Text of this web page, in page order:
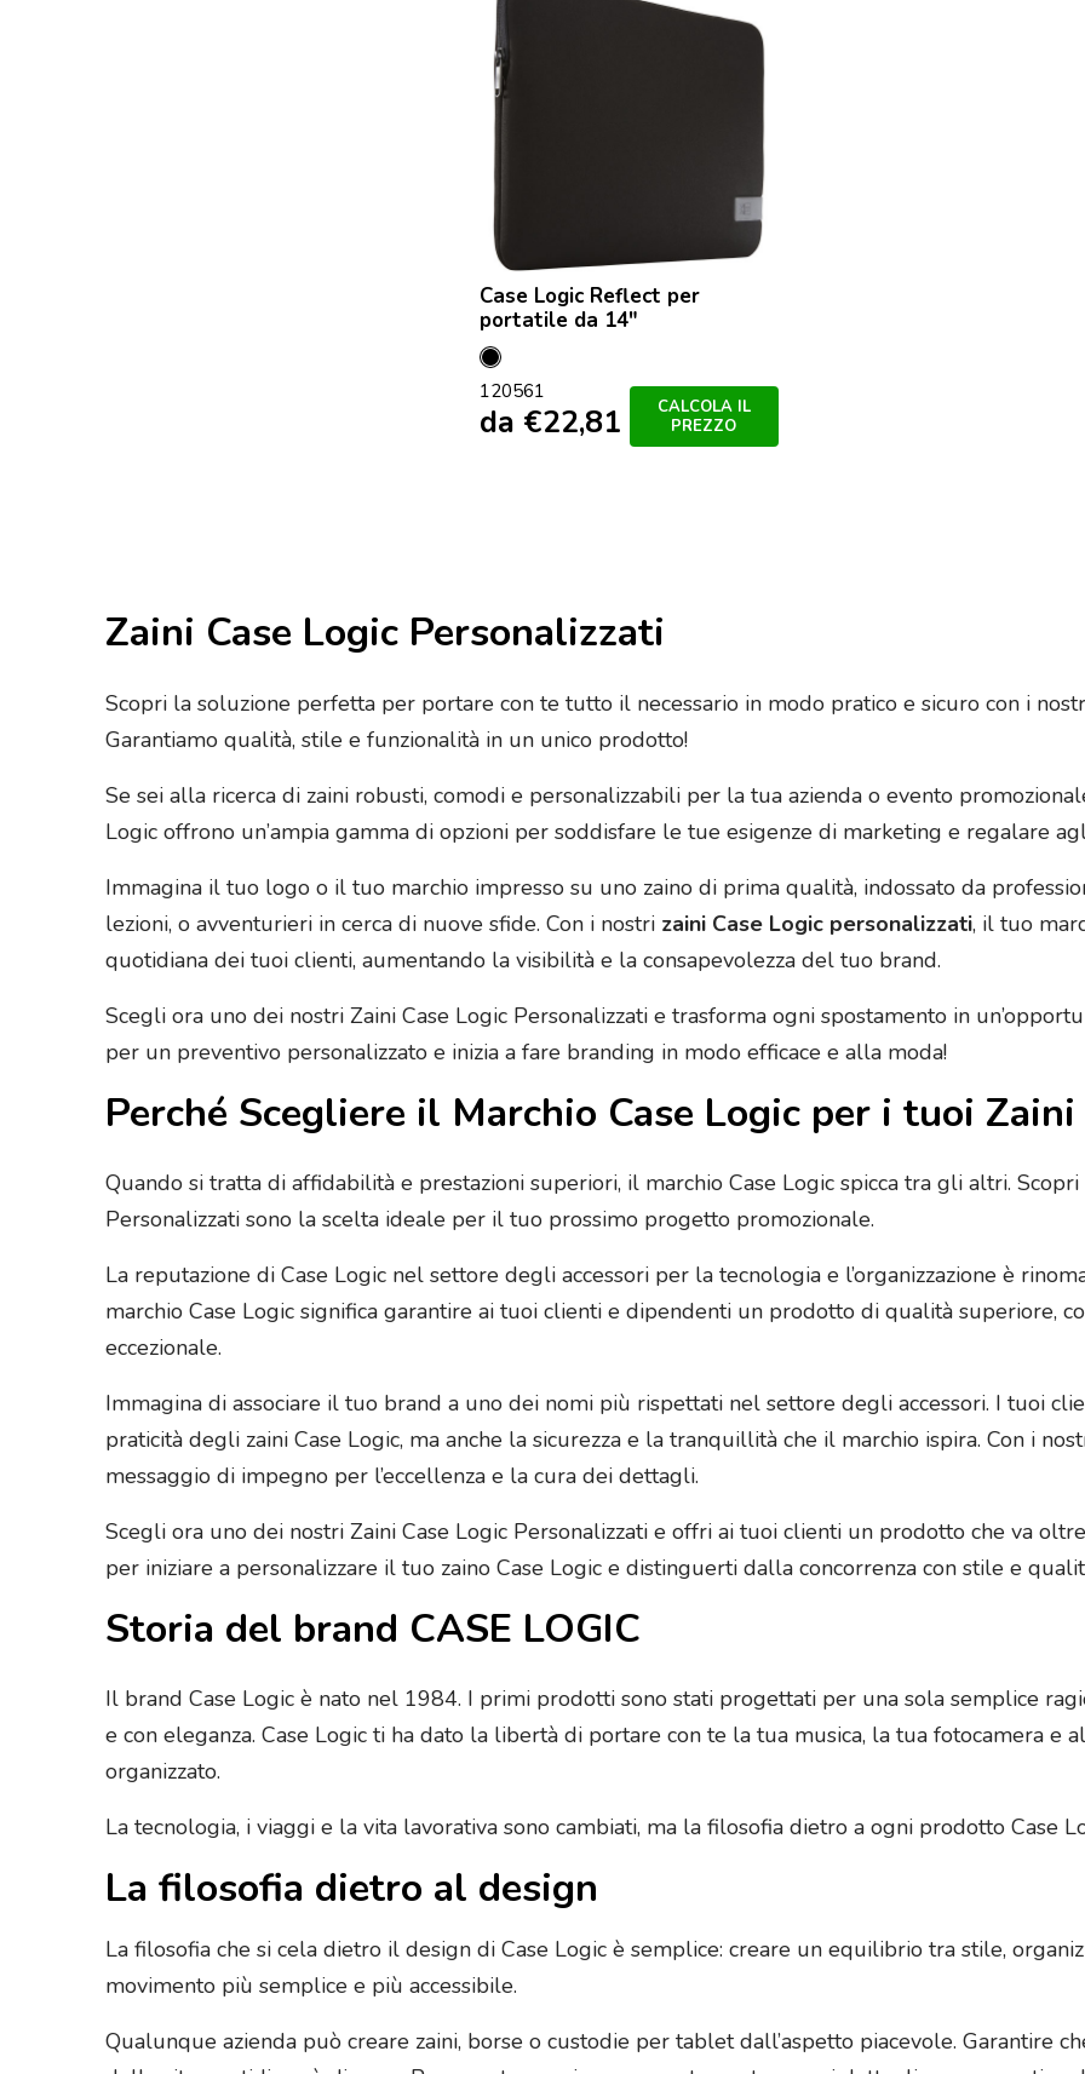
Case Logic Reflect per
portatile da 14″
Nero
120561
da €22,81
CALCOLA IL
PREZZO
Zaini Case Logic Personalizzati
Scopri la soluzione perfetta per portare con te tutto il necessario in modo pratico e sicuro con i
Garantiamo qualità, stile e funzionalità in un unico prodotto!
Se sei alla ricerca di zaini robusti, comodi e personalizzabili per la tua azienda o evento
Logic offrono un’ampia gamma di opzioni per soddisfare le tue esigenze di marketing e regalare
Immagina il tuo logo o il tuo marchio impresso su uno zaino di prima qualità, indossato da
lezioni, o avventurieri in cerca di nuove sfide. Con i nostri zaini Case Logic personalizzati, il tuo
quotidiana dei tuoi clienti, aumentando la visibilità e la consapevolezza del tuo brand.
Scegli ora uno dei nostri Zaini Case Logic Personalizzati e trasforma ogni spostamento in
per un preventivo personalizzato e inizia a fare branding in modo efficace e alla moda!
Perché Scegliere il Marchio Case Logic per i tuoi
Quando si tratta di affidabilità e prestazioni superiori, il marchio Case Logic spicca tra gli altri.
Personalizzati sono la scelta ideale per il tuo prossimo progetto promozionale.
La reputazione di Case Logic nel settore degli accessori per la tecnologia e l’organizzazione è
marchio Case Logic significa garantire ai tuoi clienti e dipendenti un prodotto di qualità superiore,
eccezionale.
Immagina di associare il tuo brand a uno dei nomi più rispettati nel settore degli accessori. I tuoi
praticità degli zaini Case Logic, ma anche la sicurezza e la tranquillità che il marchio ispira. Con i
messaggio di impegno per l’eccellenza e la cura dei dettagli.
Scegli ora uno dei nostri Zaini Case Logic Personalizzati e offri ai tuoi clienti un prodotto che va
per iniziare a personalizzare il tuo zaino Case Logic e distinguerti dalla concorrenza con stile e
Storia del brand CASE LOGIC
Il brand Case Logic è nato nel 1984. I primi prodotti sono stati progettati per una sola semplice
e con eleganza. Case Logic ti ha dato la libertà di portare con te la tua musica, la tua fotocamera e
organizzato.
La tecnologia, i viaggi e la vita lavorativa sono cambiati, ma la filosofia dietro a ogni prodotto Case
La filosofia dietro al design
La filosofia che si cela dietro il design di Case Logic è semplice: creare un equilibrio tra stile,
movimento più semplice e più accessibile.
Qualunque azienda può creare zaini, borse o custodie per tablet dall’aspetto piacevole. Garantire